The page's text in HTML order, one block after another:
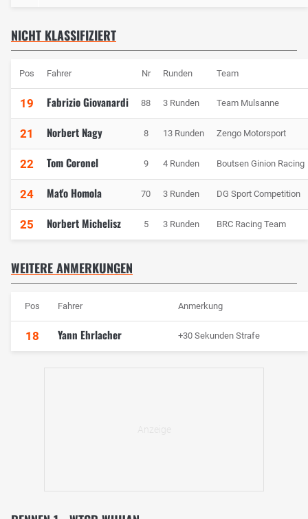
NICHT KLASSIFIZIERT
Pos Fahrer Nr Runden Team
19 Fabrizio Giovanardi 88 3 Runden Team Mulsanne
21 Norbert Nagy 8 13 Runden Zengo Motorsport
22 Tom Coronel 9 4 Runden Boutsen Ginion Racing
24 Mat'o Homola 70 3 Runden DG Sport Competition
25 Norbert Michelisz 5 3 Runden BRC Racing Team
WEITERE ANMERKUNGEN
Pos Fahrer Anmerkung
18 Yann Ehrlacher +30 Sekunden Strafe